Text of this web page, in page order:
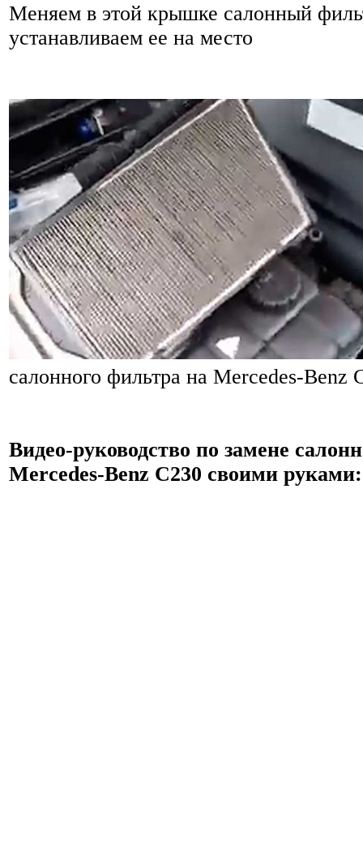
Меняем в этой крышке салонный
устанавливаем ее на место
салонного фильтра на Mercedes-Benz
Видео-руководство по замене
Mercedes-Benz C230 своими руками: